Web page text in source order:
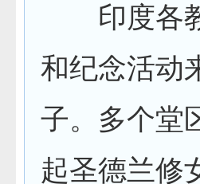
印度各教
和纪念活动
子。多个堂
起圣德兰修